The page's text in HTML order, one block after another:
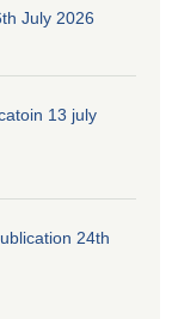
July 2026
13 july
24th